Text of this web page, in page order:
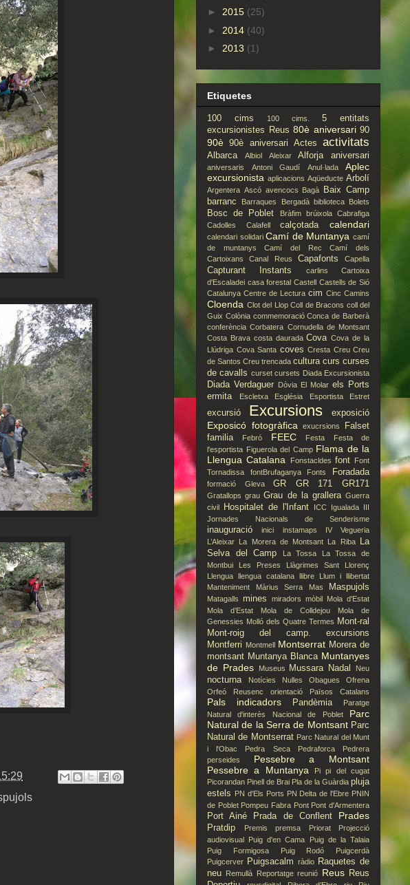
► 2015 (25)
► 2014 (40)
► 2013 (1)
Etiquetes
100 cims 100 cims.
5 entitats
excursionistes Reus 80è aniversari 90
90è 90è aniversari Actes activitats
Albarca Albiol Aleixar Alforja aniversari
aniversaris Antoni Gaudí Anul·lada
Aplec
excursionista aplicacions Aqüeducte Arbolí
Argentera Ascó avencocs Bagà
Baix Camp
barranc
Barraques Bergadà biblioteca Bolets
Bosc de Poblet Bràfim brúixola
Cabrafiga
Cadolles
Calafell calçotada calendari
calendari solidari Camí de Muntanya camí
de muntanys
Camí del Rec
Camí dels
Cartoixans
Canal Reus Capafonts Capella
Capturant Instants carlins
Cartoixa
d'Escaladei casa forestal Castell Castells de Sió
Catalunya Centre de Lectura cim Cinc Camins
Cloenda Clot del Llop Coll de Bracons coll del
Guix Colònia commemoració Conca de Barberà
conferència Corbatera Cornudella de Montsant
Costa Brava costa daurada Cova Cova de la
Llúdriga Cova Santa coves Cresta Creu Creu
de Santos Creu trencada cultura curs curses
de cavalls curset cursets Diada Excursionista
Diada Verdaguer Dòvia El Molar els Ports
ermita
Escletxa Església Esportista Estret
excursió Excursions exposició
Exposicó fotogràfica exucrsions
Falset
familia
Febró FEEC Festa
Festa de
l'esportista Figuerola del Camp Flama de la
Llengua Catalana
Fonstacldes font
Font
Tornadissa
fontBrufaganya Fonts Foradada
formació Gleva GR GR 171 GR171
Gratallops grau Grau de la grallera Guerra
civil
Hospitalet de l'Infant ICC Igualada III
Jornades Nacionals de Senderisme
inauguració inici instamaps
IV Vegueria
L’Aleixar La Morera de Montsant La Riba
La
Selva del Camp
La Tossa
La Tossa de
Montbui
Les Preses
Llàgrimes Sant Llorenç
Llengua llengua catalana llibre
Llum i llibertat
Manteniment
Màrius Serra Mas Maspujols
Matagalls mines miradors mòbil Mola d'Estat
Mola d’Estat
Mola de Colldejou
Mola de
Genessies Molló dels Quatre Termes Mont-ral
Mont-roig del camp. excursions
Montferri Montmell Montserrat Morera de
montsant Muntanya Blanca Muntanyes
de Prades
Museus Mussara Nadal Neu
nocturna Notícies Nulles Obagues
Ofrena
Orfeó Reusenc
orientació Països Catalans
Pals indicadors Pandèmia
Paratge
Natural d'interès Nacional de Poblet
Parc
Natural de la Serra de Montsant Parc
Natural de Montserrat Parc Natural del Munt
i l'Obac
Pedra Seca Pedraforca
Pedrera
perseides
Pessebre a Montsant
Pessebre a Muntanya
Pi
pi del cugat
Picorandan Pinell de Brai Pla de la Guàrdia pluja
estels PN d'Els Ports PN Delta de l'Ebre PNIN
de Poblet Pompeu Fabra Pont Pont d'Armentera
Port Ainé Prada de Conflent Prades
Pratdip Premis premsa Priorat
Projecció
audiovisual Puig d'en Cama
Puig de la Talaia
Puig Formigosa
Puig Rodó
Puigcerdà
Puigcerver Puigsacalm ràdio Raquetes de
neu Remullà Reportatge reunió Reus Reus